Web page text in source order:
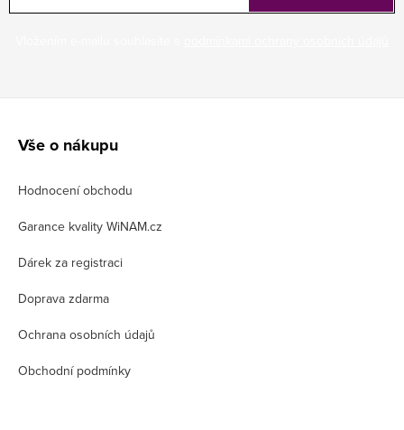
Vše o nákupu
Hodnocení obchodu
Garance kvality WiNAM.cz
Dárek za registraci
Doprava zdarma
Ochrana osobních údajů
Obchodní podmínky